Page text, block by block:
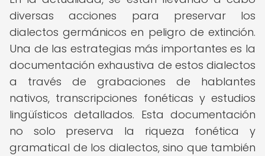
diversas acciones para preservar los
dialectos germánicos en peligro de extinción.
Una de las estrategias más importantes es la
documentación exhaustiva de estos dialectos
a través de grabaciones de hablantes
nativos, transcripciones fonéticas y estudios
lingüísticos detallados. Esta documentación
no solo preserva la riqueza fonética y
gramatical de los dialectos, sino que también